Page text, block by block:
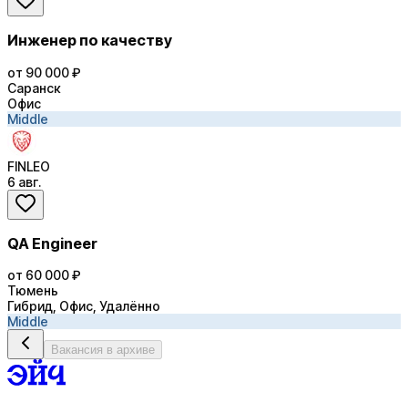
Инженер по качеству
от 90 000 ₽
Саранск
Офис
Middle
FINLEO
6 авг.
QA Engineer
от 60 000 ₽
Тюмень
Гибрид, Офис, Удалённо
Middle
Вакансия в архиве